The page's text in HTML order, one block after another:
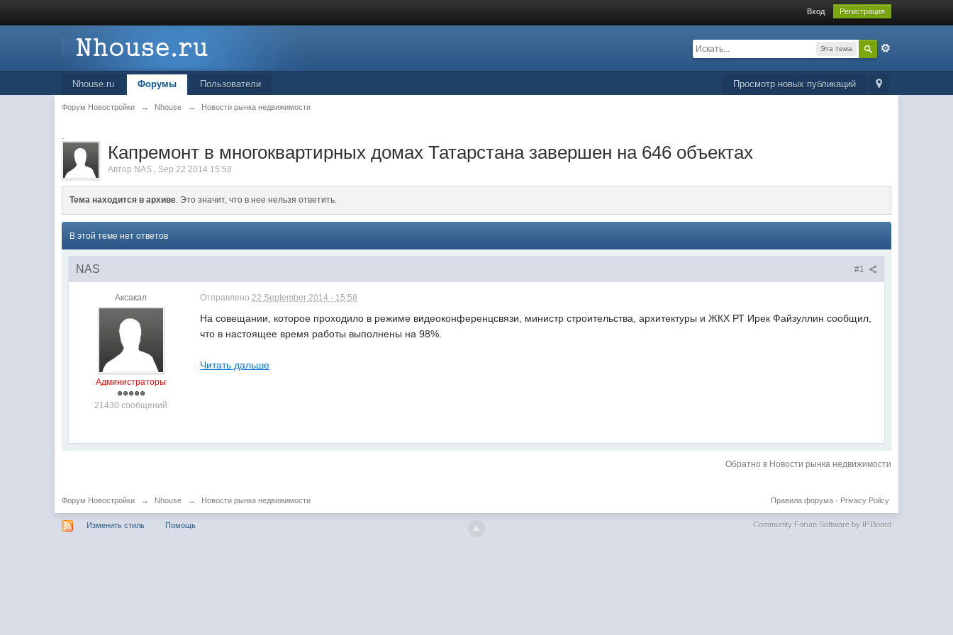
Вход Регистрация
Эта тема
Просмотр новых публикаций
Nhouse.ru Форумы Пользователи
Форум Новостройки → Nhouse → Новости рынка недвижимости
.
Капремонт в многоквартирных домах Татарстана завершен на 646 объектах
Автор NAS , Sep 22 2014 15:58
Тема находится в архиве. Это значит, что в нее нельзя ответить.
В этой теме нет ответов
#1
NAS
Аксакал
Администраторы
21430 сообщений
Отправлено22 September 2014 - 15:58
На совещании, которое проходило в режиме видеоконференцсвязи, министр строительства, архитектуры и ЖКХ РТ Ирек Файзуллин сообщил,
что в настоящее время работы выполнены на 98%.
Читать дальше
Обратно в Новости рынка недвижимости
Форум Новостройки → Nhouse → Новости рынка недвижимости Privacy Policy
Правила форума·
Изменить стиль Помощь Community Forum Software by IP.Board